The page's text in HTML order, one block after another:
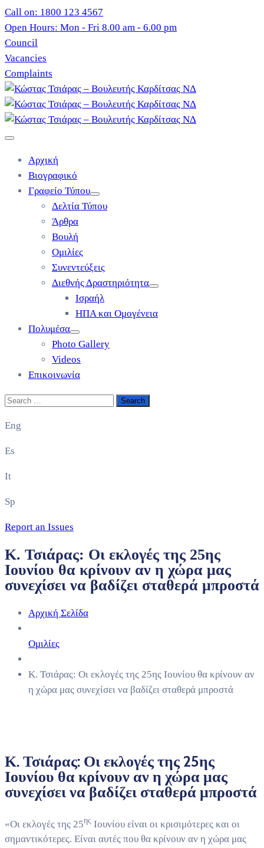
Call on: 1800 123 4567
Open Hours: Mon - Fri 8.00 am - 6.00 pm
Council
Vacancies
Complaints
Αρχική
Βιογραφικό
Γραφείο Τύπου
Δελτία Τύπου
Άρθρα
Βουλή
Ομιλίες
Συνεντεύξεις
Διεθνής Δραστηριότητα
Ισραήλ
ΗΠΑ και Ομογένεια
Πολυμέσα
Photo Gallery
Videos
Επικοινωνία
Eng
Es
It
Sp
Report an Issues
Κ. Τσιάρας: Οι εκλογές της 25ης
Ιουνίου θα κρίνουν αν η χώρα μας
συνεχίσει να βαδίζει σταθερά μπροστά
Αρχική Σελίδα
Ομιλίες
Κ. Τσιάρας: Οι εκλογές της 25ης Ιουνίου θα κρίνουν αν
η χώρα μας συνεχίσει να βαδίζει σταθερά μπροστά
Κ. Τσιάρας: Οι εκλογές της 25ης
Ιουνίου θα κρίνουν αν η χώρα μας
συνεχίσει να βαδίζει σταθερά μπροστά
«Οι εκλογές της 25ης Ιουνίου είναι οι κρισιμότερες και οι
σημαντικότερες. Είναι αυτές που θα κρίνουν αν η χώρα μας